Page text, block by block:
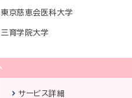
東京慈恵会医科大学
三育学院大学
サービス詳細